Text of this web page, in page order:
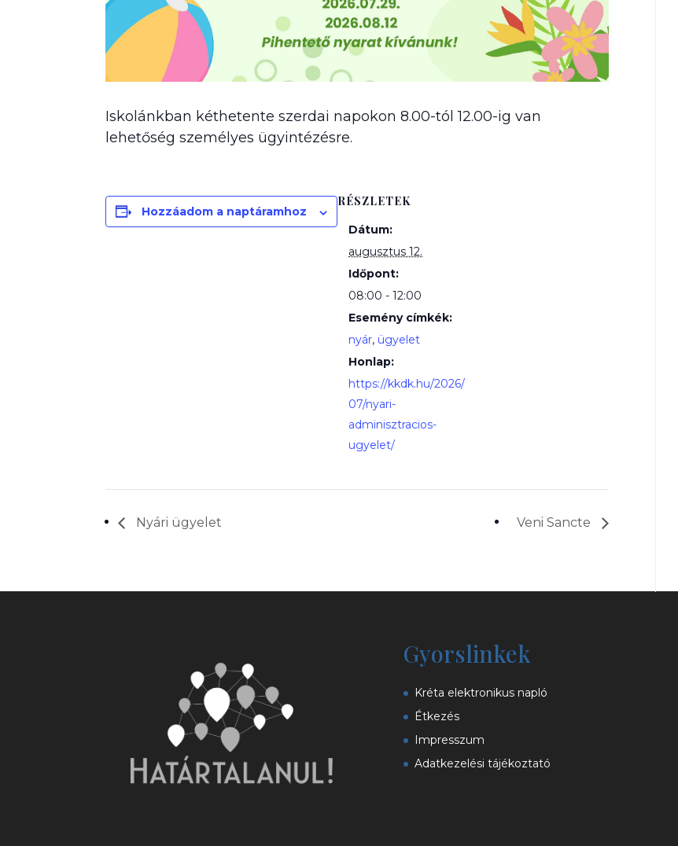
Iskolánkban kéthetente szerdai napokon 8.00-tól 12.00-ig van
lehetőség személyes ügyintézésre.
Hozzáadom a naptáramhoz
RÉSZLETEK
Dátum:
augusztus 12.
Időpont:
08:00 - 12:00
Esemény címkék:
nyár, ügyelet
Honlap:
https://kkdk.hu/2026/
07/nyari-
adminisztracios-
ugyelet/
Nyári ügyelet Veni Sancte
Gyorslinkek
Kréta elektronikus napló
Étkezés
Impresszum
Adatkezelési tájékoztató